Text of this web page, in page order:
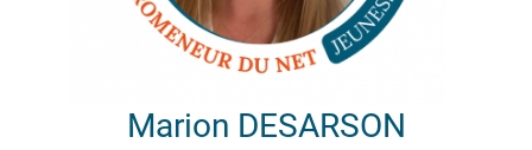
Marion DESARSON